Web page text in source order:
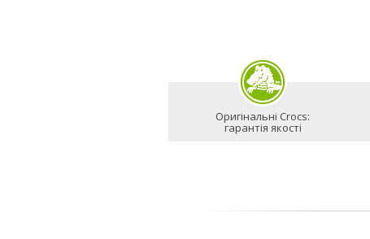
Оригінальні Crocs:
гарантія якості